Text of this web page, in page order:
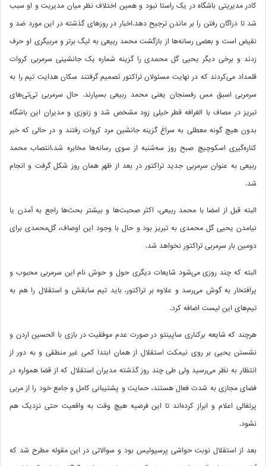
کادر مدیریتی باشگاه در یک راستا نبود و همین اختلاف نظر میان مدیریت و او سبب
شد تا دراگان رفتن را بر ماندن ترجیح دهد.اخبار در روزهای گذشته در این مورد ضد و
نقیض است و بعضی رسانه‌ها از بازگشت محمد ربیعی به لیگ برتر و مربیگری او حرف
زدند و برخی دیگر یحیی گل محمدی را گزینه شماره یک جانشینی سرمربی کروات
قلمداد می‌کردند که در نهایت مسئولان تراکتور تصمیم گرفتند سکان هدایت تیم را به
سرمربی اسبق مس رفسنجان یعنی محمد ربیعی بسپارند. حال سرمربی تی‌تی‌های
تبریز در مصاف با الغرافه قطر خیلی زود مشخص شد و زنوزی و مدیران این باشگاه
بدون هیچ گونه معطلی به سراغ گزینه جانشین مرد کروات رفتند و در حالی که خبر
کناره‌گیری اسکوچیچ صبح روز سه‌شنبه از سوی رسانه‌ها مخابره شد،انتصاب محمد
ربیعی به عنوان سرمربی جدید تراکتور در بعد از ظهر همان روز شکل گرفت و انجام
شد.
البته قبل از امضا با محمد ربیعی، اکثر صحبت‌ها و بیشتر بحث‌ها راجع به آمدن یا
نیامدن یحیی گل محمدی به تبریز بود و حال با وجود این اوصاف، گل‌محمدی برای
دومین بار سرمربی تراکتور نخواهد شد.
البته که چند روزی می‌شود شایعات دیگری حول و حوش نام این سرمربی محبوب و
پرافتخار به گوش می‌رسد و علاوه بر تراکتور، باید تیم سابقش و استقلال را هم به
تیم‌های این لیست اضافه کرد.
هرچند که شایعه برکناری ساپینتو در صورت عدم موفقیت در بازی با الحسین اردن و
نشستن یحیی بر روی نیمکت استقلال از همان ابتدا کمی غیر منطقی و به دور از
انتظار به نظر می‌رسید ولی طی چند روز گذشته مدیران استقلال که از قضا همواره در
فضای مجازی به شدت فعال هستند، حمایت و پشتیبانی کامل و جامع خود را از مربی
پرتغالی اعلام و ابراز کرده‌اند تا این فرضیه هيچ وقت به واقعیت حتی نزدیک هم
نشود.
بعد از استقلال نوبت حواشی پرسپولیس بود و سوالاتی در این مقوله مطرح شد که